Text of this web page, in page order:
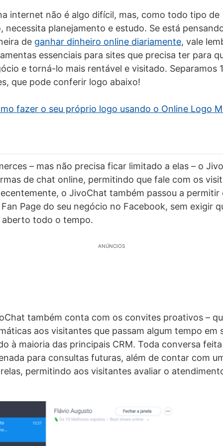
internet não é algo difícil, mas, como todo tipo de
necessita planejamento e estudo. Se está
de ganhar dinheiro online diariamente, vale
essenciais para sites que precisa ter para
e torná-lo mais rentável e visitado. Separamos
que pode conferir logo abaixo!
fazer o seu próprio logo usando o Online Logo
– mas não precisa ficar limitado a elas – o
de chat online, permitindo que fale com os
o JivoChat também passou a
Page do seu negócio no Facebook, sem exigir
todo o tempo.
ANÚNCIOS
também conta com os convites proativos –
aos visitantes que passam algum tempo em
à maioria das principais CRM. Toda conversa
para consultas futuras, além de contar com
permitindo aos visitantes avaliar o